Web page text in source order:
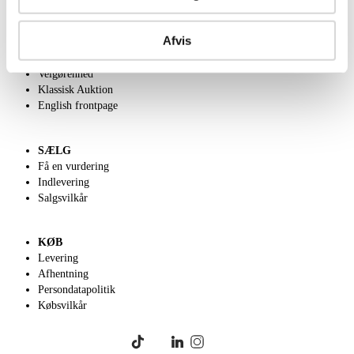
Afvis
Kontakt os
Velgørenhed
Klassisk Auktion
English frontpage
SÆLG
Få en vurdering
Indlevering
Salgsvilkår
KØB
Levering
Afhentning
Persondatapolitik
Købsvilkår